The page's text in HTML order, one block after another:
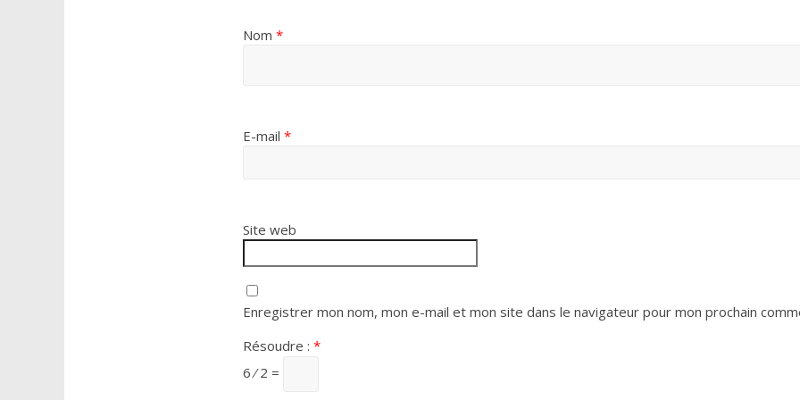
Nom *
E-mail *
Site web
Enregistrer mon nom, mon e-mail et mon site dans le navigateur pour mon prochain
Résoudre : *
6 ⁄ 2 =